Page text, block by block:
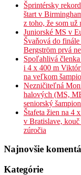
Šprintérsky
štart v
z toho, že som už
Juniorské MS v
Švaňová do
Bergström prvá
Spoľahlivá
i 4 x 400 m
na veľkom
Nezničiteľná
halových (MS,
seniorský
Štafeta žien na 4
v Bratislave, kouč
zúročia
Najnovšie
Kategórie